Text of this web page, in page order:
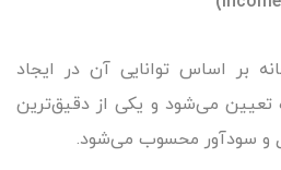
بر اساس توانایی آن در ایجاد
تعیین می‌شود و یکی از دقیق‌ترین
و سودآور محسوب می‌شود.